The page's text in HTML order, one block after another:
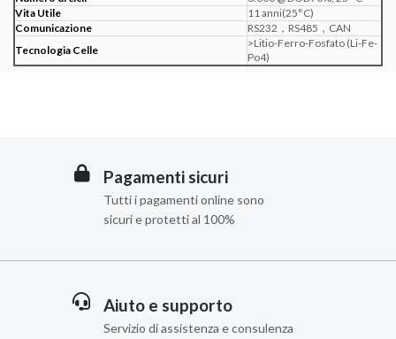
Vita Utile
11 anni(25°C)
Comunicazione
RS232，RS485，CAN
Tecnologia Celle
>Litio-Ferro-Fosfato (Li-Fe-
Po4)
Pagamenti sicuri
Tutti i pagamenti online sono
sicuri e protetti al 100%
Aiuto e supporto
Servizio di assistenza e consulenza